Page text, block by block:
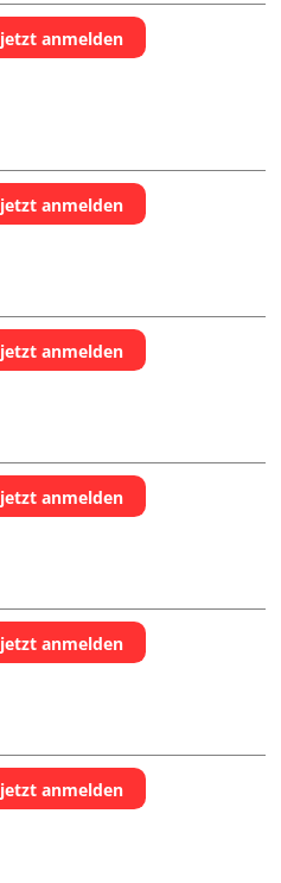
jetzt anmelden
jetzt anmelden
jetzt anmelden
jetzt anmelden
jetzt anmelden
jetzt anmelden